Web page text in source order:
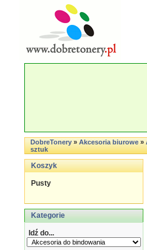
DobreTonery»Akcesoria biurowe»
sztuk
Koszyk
Pusty
Kategorie
Idź do...